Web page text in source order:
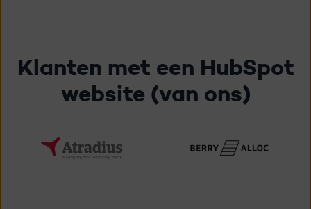
Klanten met een HubSpot
website (van ons)